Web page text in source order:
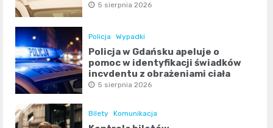
5 sierpnia 2026
Policja Wypadki
Policja w Gdańsku apeluje o
pomoc w identyfikacji świadków
incydentu z obrażeniami ciała
5 sierpnia 2026
Bilety Komunikacja